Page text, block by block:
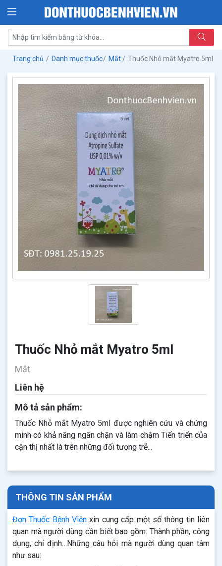
Trang chủ Danh mục thuốc Mắt Thuốc Nhỏ mắt Myatro 5ml
Thuốc Nhỏ mắt Myatro 5ml
Mắt
Liên hệ
Mô tả sản phẩm:
Thuốc Nhỏ mắt Myatro 5ml được nghiên cứu và chứng
minh có khả năng ngăn chặn và làm chậm Tiến triển của
cận thị nhất là trên những đối tượng trẻ...
THÔNG TIN SẢN PHẨM
Đơn Thuốc Bệnh Viện xin cung cấp một số thông tin liên
quan mà người dùng cần biết bao gồm: Thành phần, công
dụng, chỉ định…Những câu hỏi mà người dùng quan tâm
như sau: